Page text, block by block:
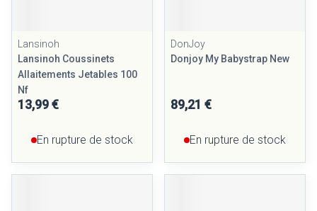
Lansinoh
Lansinoh Coussinets
Allaitements Jetables 100
Nf
13,99 €
En rupture de stock
DonJoy
Donjoy My Babystrap New
89,21 €
En rupture de stock